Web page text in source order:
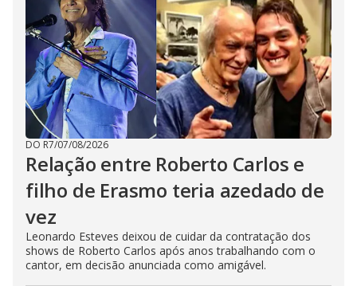
DO R7/07/08/2026
Relação entre Roberto Carlos e
filho de Erasmo teria azedado de
vez
Leonardo Esteves deixou de cuidar da contratação dos
shows de Roberto Carlos após anos trabalhando com o
cantor, em decisão anunciada como amigável.